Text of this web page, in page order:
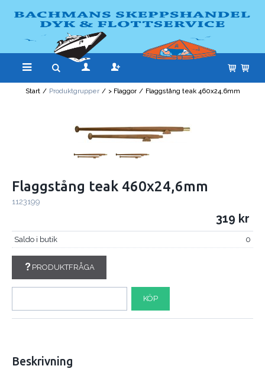
Start / Produktgrupper / > Flaggor / Flaggstång teak 460x24,6mm
Flaggstång teak 460x24,6mm
1123199
319
Saldo i butik 0
PRODUKTFRÅGA
KÖP
Beskrivning